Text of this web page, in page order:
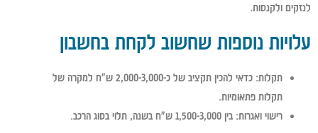
לנזקים ולקנסות.
עלויות נוספות שחשוב לקחת בחשבון
תקלות
: כדאי להכין תקציב של כ-2,000-3,000 ש"ח למקרה של
תקלות פתאומיות.
רישוי ואגרות: בין 1,500-3,000 ש"ח בשנה, תלוי בסוג הרכב.